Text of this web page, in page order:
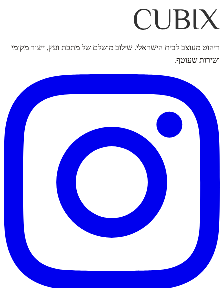
ריהוט מעוצב לבית הישראלי. שילוב מושלם של מתכת ועץ, ייצור מקומי
ושירות שעוטף.